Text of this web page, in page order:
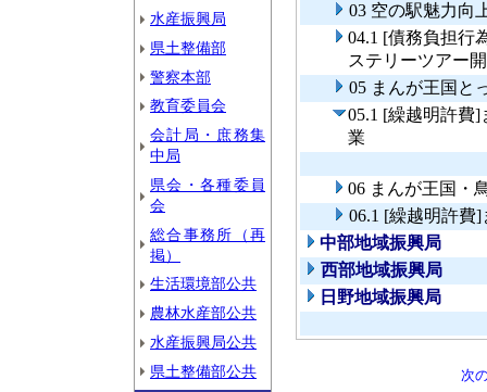
水産振興局
県土整備部
警察本部
教育委員会
会計局・庶務集
中局
県会・各種委員
会
総合事務所（再
掲）
生活環境部公共
農林水産部公共
水産振興局公共
県土整備部公共
03 空の駅魅力向
04.1 [債務負担行
ステリーツアー
05 まんが王国と
05.1 [繰越明許費
業
06 まんが王国・
06.1 [繰越明許費
中部地域振興局
西部地域振興局
日野地域振興局
次